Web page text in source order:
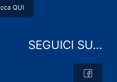
QUI
SEGUICI SU…